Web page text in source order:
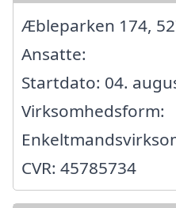
Æbleparken 174,
Ansatte:
Startdato: 04.
Virksomhedsform:
CVR: 45785734